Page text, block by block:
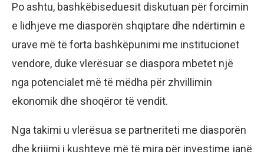
Po ashtu, bashkëbiseduesit diskutuan për forcimin
e lidhjeve me diasporën shqiptare dhe ndërtimin e
urave më të forta bashkëpunimi me institucionet
vendore, duke vlerësuar se diaspora mbetet një
nga potencialet më të mëdha për zhvillimin
ekonomik dhe shoqëror të vendit.
Nga takimi u vlerësua se partneriteti me diasporën
dhe krijimi i kushteve më të mira për investime janë